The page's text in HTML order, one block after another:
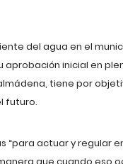
del agua en el
inicial en
tiene por
futuro.
“para actuar y regular
que cuando eso